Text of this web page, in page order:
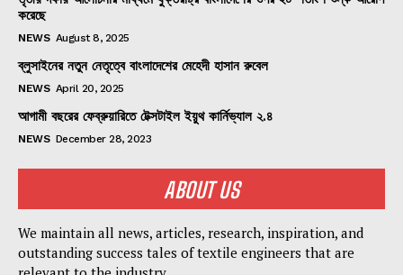
করেছে
NEWS August 8, 2025
ব্লুসাইনের নতুন নেতৃত্বে বাংলাদেশের মেহেদী হাসান রুবেল
NEWS April 20, 2025
আগামী বছরের ফেব্রুয়ারিতে টেক্সটাইল ইয়ুথ কার্নিভ্যাল ২.৪
NEWS December 28, 2023
ABOUT US
We maintain all news, articles, research, inspiration, and
outstanding success tales of textile engineers that are